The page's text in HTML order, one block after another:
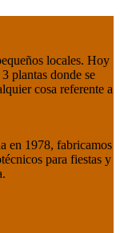
locales. Hoy
plantas donde se
cosa referente a
en 1978, fabricamos
para fiestas y